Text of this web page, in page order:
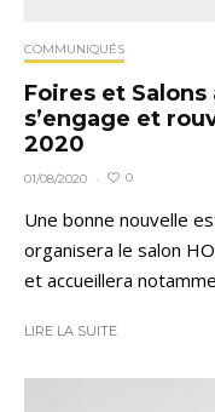
COMMUNIQUÉS
Foires et
s’engage et
2020
01/08/2020 · 0
Une bonne nouvelle
organisera le salon
et accueillera
LIRE LA SUITE